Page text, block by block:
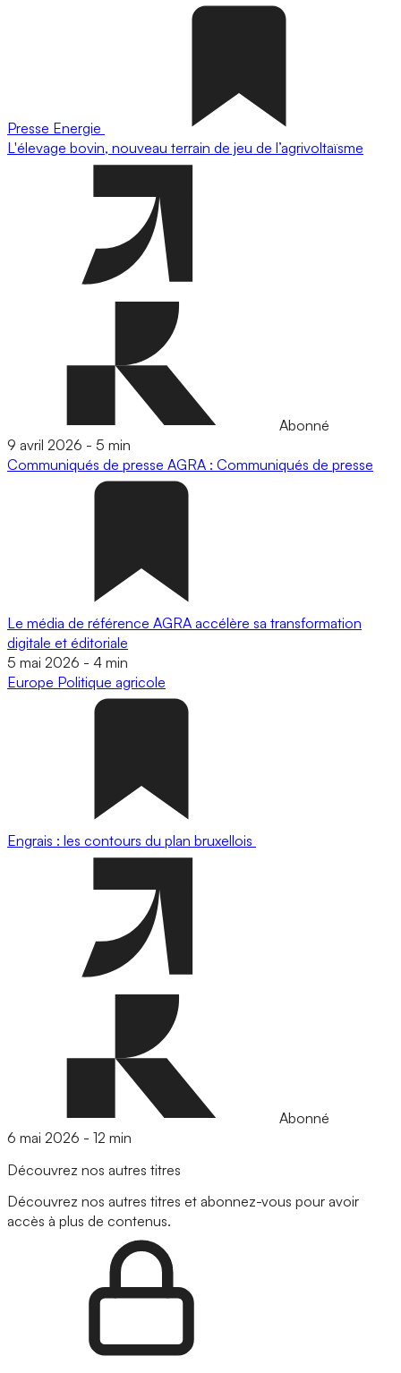
Presse Energie
L'élevage bovin, nouveau terrain de jeu de l’agrivoltaïsme
Abonné
9 avril 2026 - 5 min
Communiqués de presse AGRA : Communiqués de presse
Le média de référence AGRA accélère sa transformation
digitale et éditoriale
5 mai 2026 - 4 min
Europe Politique agricole
Engrais : les contours du plan bruxellois
Abonné
6 mai 2026 - 12 min
Découvrez nos autres titres
Découvrez nos autres titres et abonnez-vous pour avoir
accès à plus de contenus.